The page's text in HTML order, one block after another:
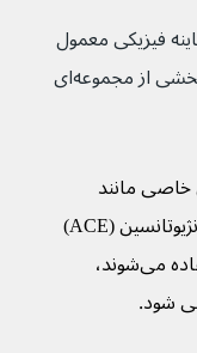
فیزیکی معمول
انجام می‌شود، یا ممکن است به عنوان بخشی از مجموعه‌ای
خاصی مانند
دیورتیک‌ها یا مهارکننده‌های آنزیم مبدل آنژیوتانسین (ACE)
استفاده می‌شوند،
شود.